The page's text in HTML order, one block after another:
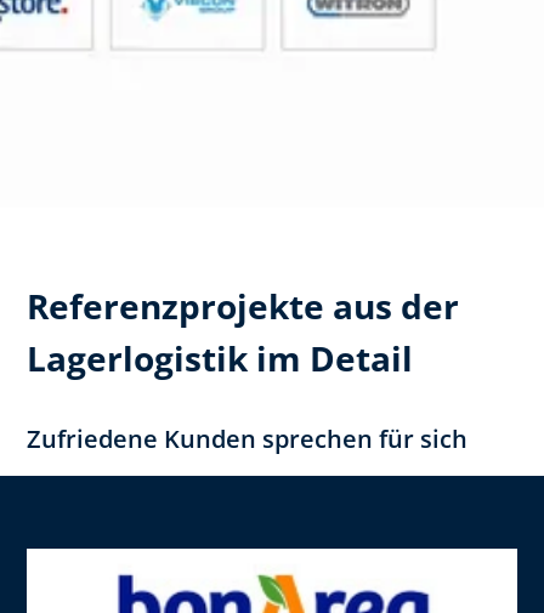
Referenzprojekte aus der
Lagerlogistik im Detail
Zufriedene Kunden sprechen für sich